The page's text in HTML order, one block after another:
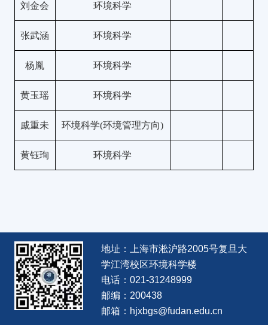
刘金会 环境科学
张武涵 环境科学
杨胤 环境科学
黄玉瑶 环境科学
戚重未 环境科学(环境管理方向)
黄钰珣 环境科学
地址：上海市淞沪路2005号复旦大
学江湾校区环境科学楼
电话：021-31248999
邮编：200438
邮箱：hjxbgs@fudan.edu.cn